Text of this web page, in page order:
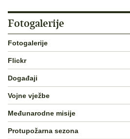
Fotogalerije
Fotogalerije
Flickr
Događaji
Vojne vježbe
Međunarodne misije
Protupožarna sezona